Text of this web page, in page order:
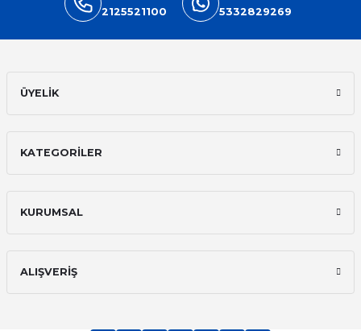
2125521100 5332829269
ÜYELİK
KATEGORİLER
KURUMSAL
ALIŞVERİŞ